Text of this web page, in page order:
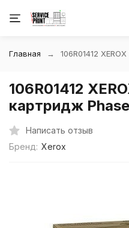
Главная 106R01412
106R01412
картридж
Написать отзыв
Бренд: Xerox